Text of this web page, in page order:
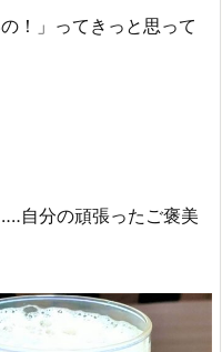
！」ってきっと思って
自分の頑張ったご褒美